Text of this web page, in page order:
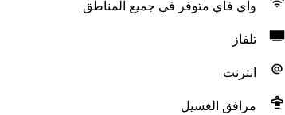
واي فاي متوفر في جميع المناطق
تلفاز
انترنت
مرافق الغسيل